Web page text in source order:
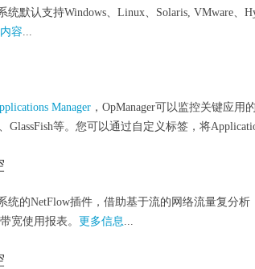
统默认支持Windows、Linux、Solaris, VMware
容...
Manager，OpManager可以监控关键应用
GlassFish等。您可以通过自定义标签，将
统的NetFlow插件，借助基于流的网络流量复分
宽使用报表。 更多信息...